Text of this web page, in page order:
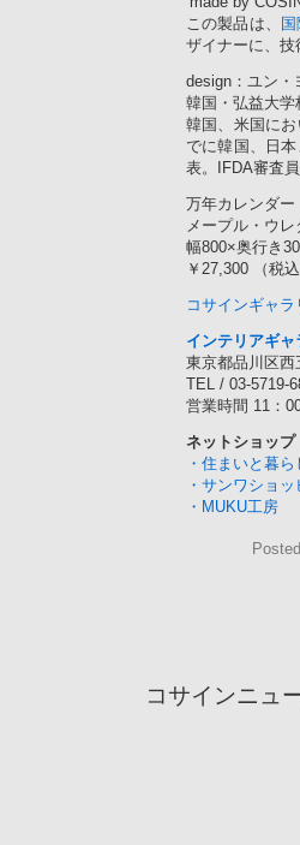
この製品は、
ザイナーに、
design：ユン・
韓国・弘益大学
韓国、米国に
でに韓国、日
表。IFDA審査
万年カレンダ
メープル・ウレ
幅800×奥行き
￥27,300 （税込
コサインギャラ
インテリアギ
東京都品川区
TEL / 03-5719-
営業時間 11：
ネットショップ
・住まいと暮
・サンワショ
・MUKU工房
コサ